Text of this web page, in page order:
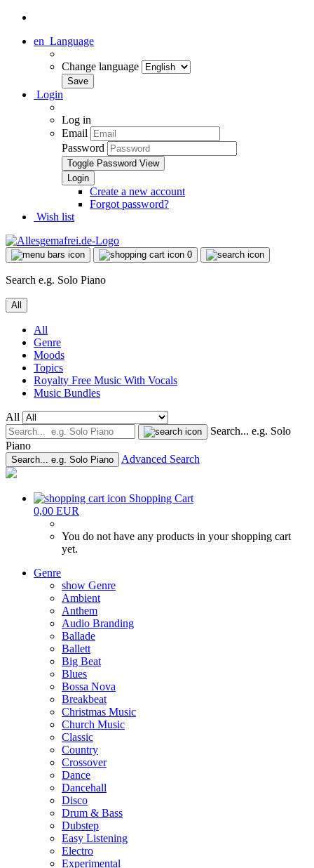
en Language
Change language
Login
Log in
Email
Password
Toggle Password View
Create a new account
Forgot password?
Wish list
0
Search e.g. Solo Piano
All
All
Genre
Moods
Topics
Royalty Free Music With Vocals
Music Bundles
All
Search... e.g. Solo
Piano
Search... e.g. Solo Piano Advanced Search
Shopping Cart
0,00 EUR
You do not have any products in your shopping cart
yet.
Genre
show Genre
Ambient
Anthem
Audio Branding
Ballade
Ballett
Big Beat
Blues
Bossa Nova
Breakbeat
Christmas Music
Church Music
Classic
Country
Crossover
Dance
Dancehall
Disco
Drum & Bass
Dubstep
Easy Listening
Electro
Experimental